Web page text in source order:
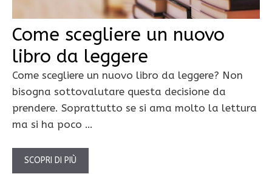
Come scegliere un nuovo
libro da leggere
Come scegliere un nuovo libro da leggere? Non
bisogna sottovalutare questa decisione da
prendere. Soprattutto se si ama molto la lettura
ma si ha poco …
SCOPRI DI PIÙ